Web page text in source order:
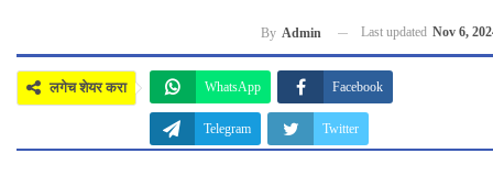
By Admin Last updated Nov 6,
लगेच शेयर करा WhatsApp Facebook
Telegram Twitter